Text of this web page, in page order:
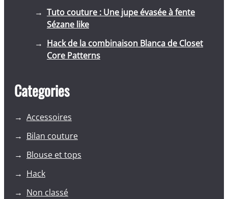
Tuto couture : Une jupe évasée à fente
Sézane like
Hack de la combinaison Blanca de Closet
Core Patterns
Categories
Accessoires
Bilan couture
Blouse et tops
Hack
Non classé